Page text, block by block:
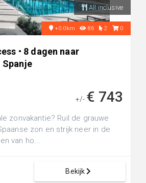
All inclusive
+0.0km 86 2 0
• 8 dagen naar
Spanje
+/- € 743
zonvakantie? Ruil de grauwe
zon en strijk neer in de
van ho...
Bekijk